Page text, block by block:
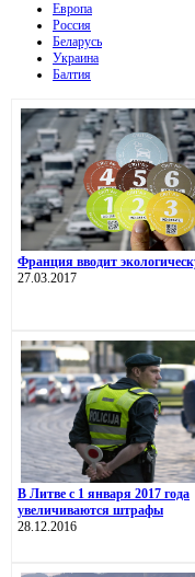
Европа
Россия
Беларусь
Украина
Балтия
Франция вводит
27.03.2017
В Литве с 1 января 2017 года
увеличиваются штрафы
28.12.2016